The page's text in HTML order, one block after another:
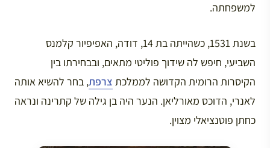
למשפחתה.
בשנת 1531, כשהייתה בת 14, דודה, האפיפיור קלמנס
השביעי, חיפש לה שידוך פוליטי מתאים, ובבחירתו בין
הקיסרות הרומית הקדושה לממלכת צרפת, בחר להשיא אותה
לאנרי, הדוכס מאורליאן. הנער היה בן גילה של קתרינה ונראה
כחתן פוטנציאלי מצוין.